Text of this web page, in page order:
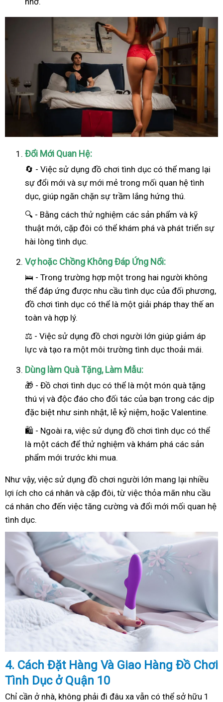
Đổi Mới Quan Hệ:
🔄 - Việc sử dụng đồ chơi tình dục có thể mang lại
sự đổi mới và sự mới mẻ trong mối quan hệ tình
dục, giúp ngăn chặn sự trầm lắng hứng thú.
🔍 - Bằng cách thử nghiệm các sản phẩm và kỹ
thuật mới, cặp đôi có thể khám phá và phát triển sự
hài lòng tình dục.
Vợ hoặc Chồng Không Đáp Ứng Nổi:
🛌 - Trong trường hợp một trong hai người không
thể đáp ứng được nhu cầu tình dục của đối phương,
đồ chơi tình dục có thể là một giải pháp thay thế an
toàn và hợp lý.
⚖️ - Việc sử dụng đồ chơi người lớn giúp giảm áp
lực và tạo ra một môi trường tình dục thoải mái.
Dùng làm Quà Tặng, Làm Mẫu:
🎁 - Đồ chơi tình dục có thể là một món quà tặng
thú vị và độc đáo cho đối tác của bạn trong các dịp
đặc biệt như sinh nhật, lễ kỷ niệm, hoặc Valentine.
🛍️ - Ngoài ra, việc sử dụng đồ chơi tình dục có thể
là một cách để thử nghiệm và khám phá các sản
phẩm mới trước khi mua.
Như vậy, việc sử dụng đồ chơi người lớn mang lại nhiều
lợi ích cho cá nhân và cặp đôi, từ việc thỏa mãn nhu cầu
cá nhân cho đến việc tăng cường và đổi mới mối quan hệ
tình dục.
4. Cách Đặt Hàng Và Giao Hàng Đồ Chơi
Tình Dục ở Quận 10
Chỉ cần ở nhà, không phải đi đâu xa vẫn có thể sở hữu 1